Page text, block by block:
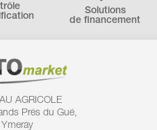
Solutions
de financement
AGRICOLE
Prés du Gué,